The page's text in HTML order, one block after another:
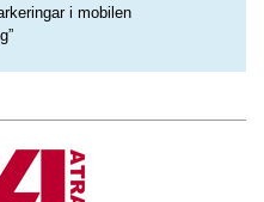
i mobilen